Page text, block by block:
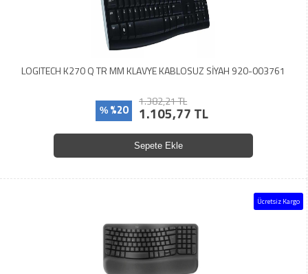
LOGITECH K270 Q TR MM KLAVYE KABLOSUZ SİYAH 920-003761
% %20
1.382,21 TL
1.105,77 TL
Sepete Ekle
Ücretsiz Kargo